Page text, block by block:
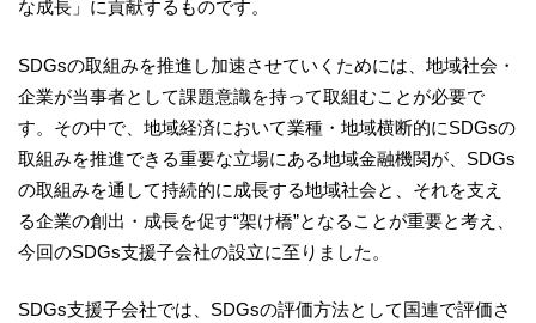
な成長」に貢献するものです。
SDGsの取組みを推進し加速させていくためには、地域社会・
企業が当事者として課題意識を持って取組むことが必要で
す。その中で、地域経済において業種・地域横断的にSDGsの
取組みを推進できる重要な立場にある地域金融機関が、SDGs
の取組みを通して持続的に成長する地域社会と、それを支え
る企業の創出・成長を促す“架け橋”となることが重要と考え、
今回のSDGs支援子会社の設立に至りました。
SDGs支援子会社では、SDGsの評価方法として国連で評価さ